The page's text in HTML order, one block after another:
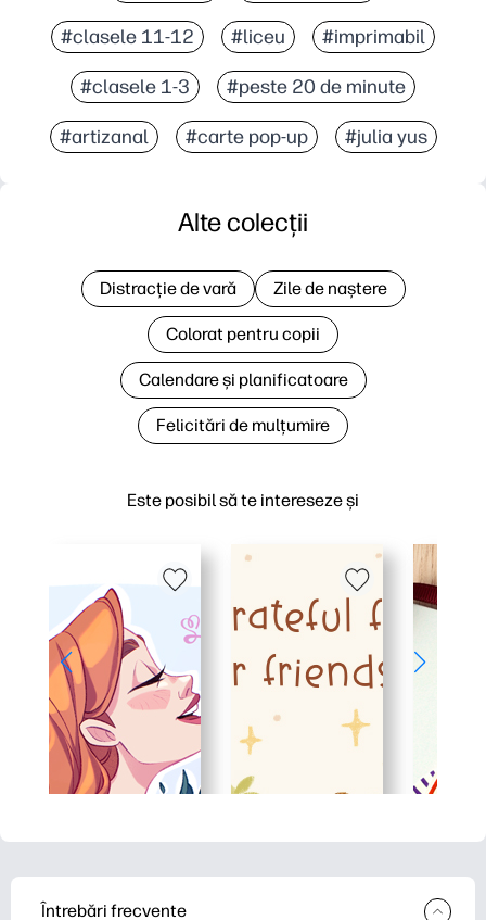
#clasele 11-12 #liceu #imprimabil
#clasele 1-3 #peste 20 de minute
#artizanal #carte pop-up #julia yus
Este posibil să te intereseze și
Alte colecții
Distracție de vară Zile de naștere
Colorat pentru copii
Calendare și planificatoare
Felicitări de mulțumire
Întrebări frecvente